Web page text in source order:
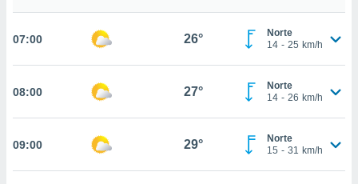
en
perfil
07:00 26°
Norte
14 - 25 km/h
08:00 27°
Norte
14 - 26 km/h
09:00 29°
Norte
15 - 31 km/h